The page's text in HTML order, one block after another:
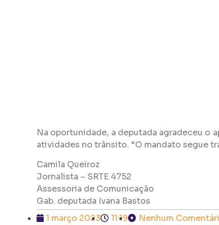
Na oportunidade, a deputada agradeceu o
atividades no trânsito. “O mandato segue
Camila Queiroz
Jornalista – SRTE 4752
Assessoria de Comunicação
Gab. deputada Ivana Bastos
1 março 2023
11:19 Nenhum